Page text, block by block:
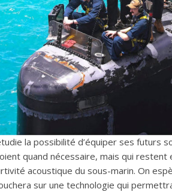
la possibilité d’équiper ses futurs
quand nécessaire, mais qui
acoustique du sous-marin. On
sur une technologie qui